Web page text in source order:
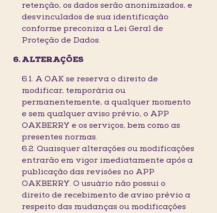
retenção, os dados serão anonimizados, e
desvinculados de sua identificação
conforme preconiza a Lei Geral de
Proteção de Dados.
ALTERAÇÕES
6.1. A OAK se reserva o direito de
modificar, temporária ou
permanentemente, a qualquer momento
e sem qualquer aviso prévio, o APP
OAKBERRY e os serviços, bem como as
presentes normas.
6.2. Quaisquer alterações ou modificações
entrarão em vigor imediatamente após a
publicação das revisões no APP
OAKBERRY. O usuário não possui o
direito de recebimento de aviso prévio a
respeito das mudanças ou modificações